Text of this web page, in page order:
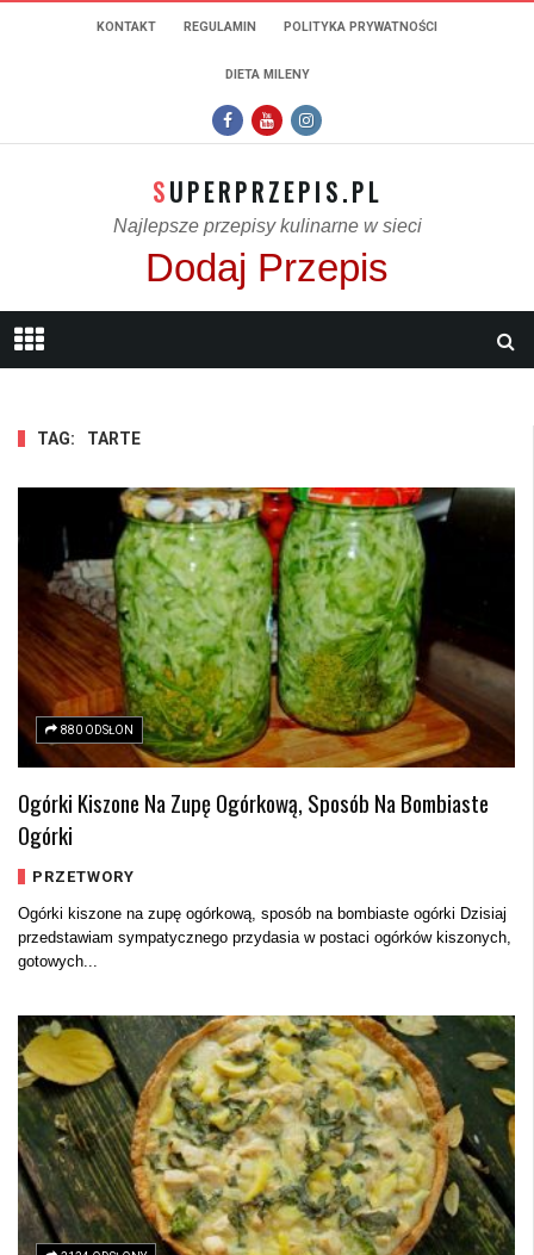
KONTAKT REGULAMIN POLITYKA PRYWATNOŚCI
DIETA MILENY
SUPERPRZEPIS.PL
Najlepsze przepisy kulinarne w sieci
Dodaj Przepis
TAG: TARTE
880 ODSŁON
Ogórki Kiszone Na Zupę Ogórkową, Sposób Na Bombiaste
Ogórki
PRZETWORY
Ogórki kiszone na zupę ogórkową, sposób na bombiaste ogórki Dzisiaj
przedstawiam sympatycznego przydasia w postaci ogórków kiszonych,
gotowych...